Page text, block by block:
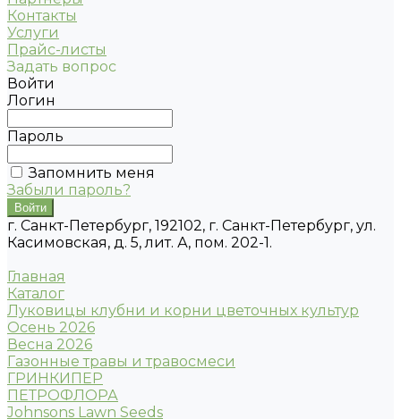
Контакты
Услуги
Прайс-листы
Задать вопрос
Войти
Логин
Пароль
Запомнить меня
Забыли пароль?
г. Санкт-Петербург, 192102, г. Санкт-Петербург, ул.
Касимовская, д. 5, лит. А, пом. 202-1.
Главная
Каталог
Луковицы клубни и корни цветочных культур
Осень 2026
Весна 2026
Газонные травы и травосмеси
ГРИНКИПЕР
ПЕТРОФЛОРА
Johnsons Lawn Seeds